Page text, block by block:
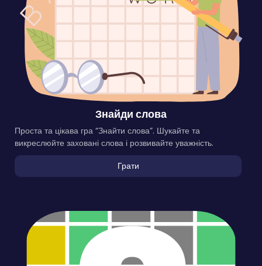
Знайди слова
Проста та цікава гра “Знайти слова”. Шукайте та
викреслюйте заховані слова і розвивайте уважність.
Грати